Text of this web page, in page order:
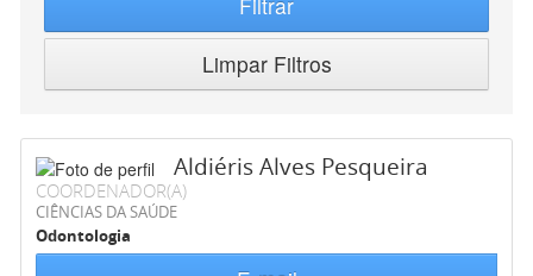
Limpar Filtros
Aldiéris Alves Pesqueira
COORDENADOR(A)
CIÊNCIAS DA SAÚDE
Odontologia